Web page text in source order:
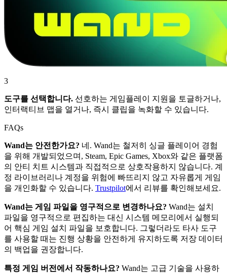
3
도구를 선택합니다. 선호하는 게임플레이 지원을 토글하거나,
인터랙티브 맵을 열거나, 즉시 클립을 녹화할 수 있습니다.
FAQs
Wand는 안전한가요? 네. Wand는 철저히 싱글 플레이어 경험
을 위해 개발되었으며, Steam, Epic Games, Xbox와 같은 플랫폼
의 안티 치트 시스템과 직접적으로 상호작용하지 않습니다. 계
정 라이브러리나 계정을 위험에 빠뜨리지 않고 자유롭게 게임
을 개인화할 수 있습니다. Trustpilot에서 리뷰를 확인해보세요.
Wand는 게임 파일을 영구적으로 변경하나요? Wand는 설치
파일을 영구적으로 편집하는 대신 시스템 메모리에서 실행되
어 핵심 게임 설치 파일을 보호합니다. 그렇더라도 타사 도구
를 사용할 때는 진행 상황을 안전하게 유지하도록 저장 데이터
의 백업을 권장합니다.
특정 게임 버전에서 작동하나요? Wand는 고급 기술을 사용하